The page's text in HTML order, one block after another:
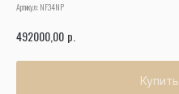
Артикул: NF34NP
492000,00 р.
Купить